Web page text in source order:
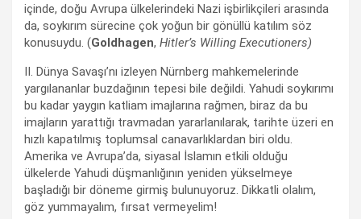
içinde, doğu Avrupa ülkelerindeki Nazi işbirlikçileri arasında
da, soykırım sürecine çok yoğun bir gönüllü katılım söz
konusuydu. (Goldhagen, Hitler’s Willing Executioners)
II. Dünya Savaşı’nı izleyen Nürnberg mahkemelerinde
yargılananlar buzdağının tepesi bile değildi. Yahudi soykırımı
bu kadar yaygın katliam imajlarına rağmen, biraz da bu
imajların yarattığı travmadan yararlanılarak, tarihte üzeri en
hızlı kapatılmış toplumsal canavarlıklardan biri oldu.
Amerika ve Avrupa’da, siyasal İslamın etkili olduğu
ülkelerde Yahudi düşmanlığının yeniden yükselmeye
başladığı bir döneme girmiş bulunuyoruz. Dikkatli olalım,
göz yummayalım, fırsat vermeyelim!